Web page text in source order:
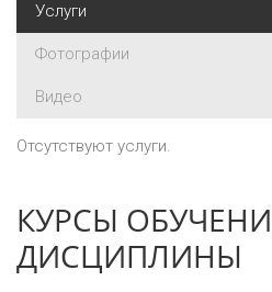
Услуги
Фотографии
Видео
Отсутствуют услуги.
КУРСЫ
ДИСЦИПЛИНЫ